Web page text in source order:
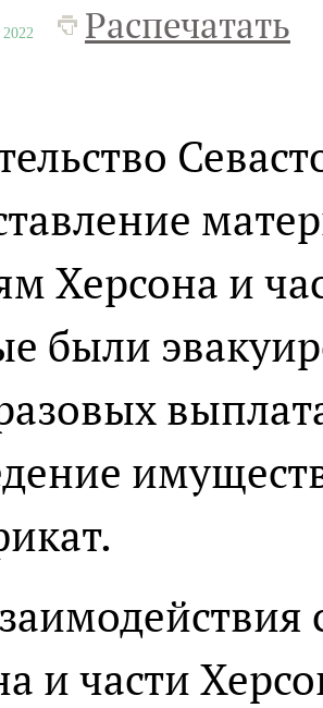
2022 Распечатать
Херсона и
были
и части